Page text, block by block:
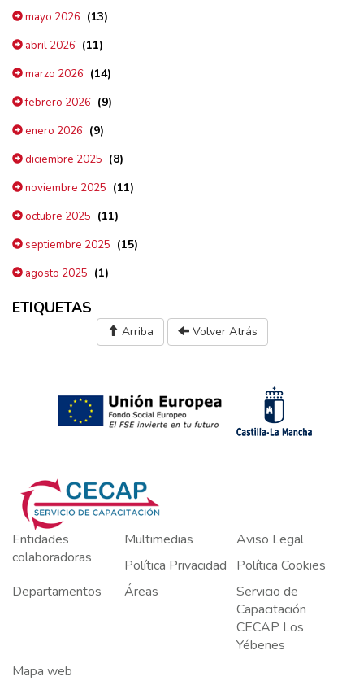
mayo 2026 (13)
abril 2026 (11)
marzo 2026 (14)
febrero 2026 (9)
enero 2026 (9)
diciembre 2025 (8)
noviembre 2025 (11)
octubre 2025 (11)
septiembre 2025 (15)
agosto 2025 (1)
ETIQUETAS
Arriba Volver Atrás
Entidades
colaboradoras
Multimedias
Aviso Legal
Política Privacidad
Política Cookies
Departamentos
Áreas
Servicio de
Capacitación
CECAP Los
Yébenes
Mapa web